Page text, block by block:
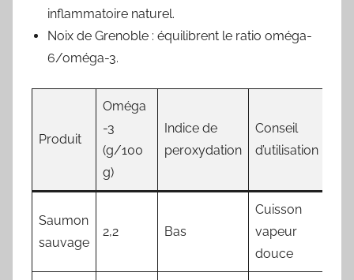
inflammatoire naturel.
Noix de Grenoble : équilibrent le ratio oméga-
6/oméga-3.
Produit
Oméga
-3
(g/100
g)
Indice de
peroxydation
Conseil
d’utilisation
Saumon
sauvage
2,2 Bas
Cuisson
vapeur
douce